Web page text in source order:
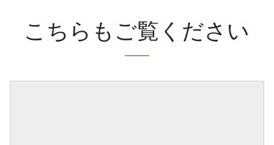
こちらもご覧ください